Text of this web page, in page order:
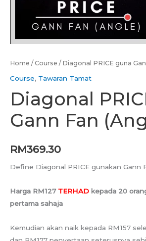
Home /Course / Diagonal PRICE guna
Course, Tawaran Tamat
Diagonal
Gann Fan
RM369.30
Define Diagonal PRICE gunakan Gann
Harga RM127 TERHAD kepada 20
pertama sahaja
Kemudian akan naik kepada RM157